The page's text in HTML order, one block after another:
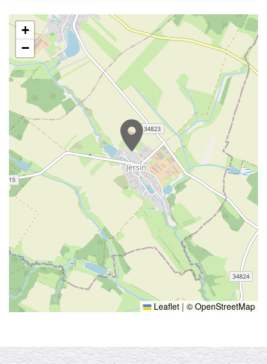
+
−
Leaflet | © OpenStreetMap